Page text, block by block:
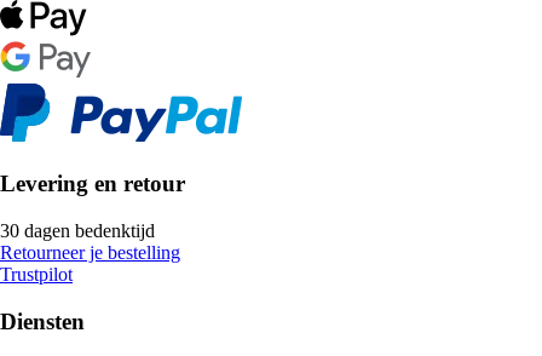
Levering en retour
30 dagen bedenktijd
Retourneer je bestelling
Trustpilot
Diensten